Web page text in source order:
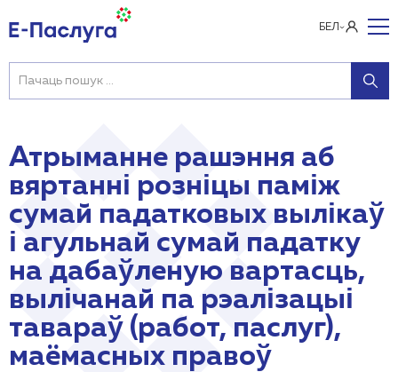
БЕЛ
Атрыманне рашэння аб
вяртанні розніцы паміж
сумай падатковых вылікаў
і агульнай сумай падатку
на дабаўленую вартасць,
вылічанай па рэалізацыі
тавараў (работ, паслуг),
маёмасных правоў